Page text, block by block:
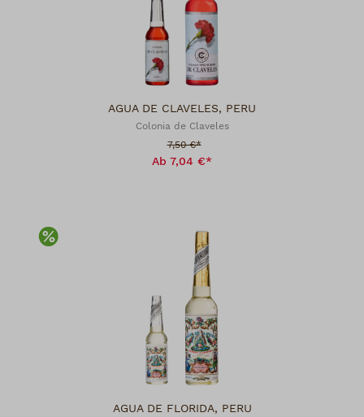
AGUA DE CLAVELES, PERU
Colonia de Claveles
Verkaufspreis:
7,50 €*
Ab 7,04 €*
Rabatt
AGUA DE FLORIDA, PERU